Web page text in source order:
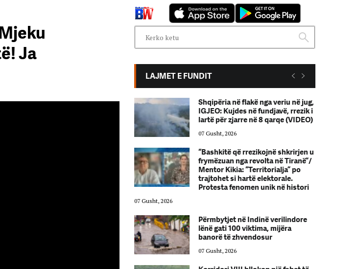
Ja
LAJMET E FUNDIT
Shqipëria në flakë nga veriu në jug,
Shqipëria në flakë nga veriu në jug,
IGJEO: Kujdes në fundjavë, rrezik i
lartë për zjarre në 8 qarqe (VIDEO)
07 Gusht, 2026
“Bashkitë që rrezikojnë shkrirjen u
frymëzuan nga revolta në Tiranë”/
Mentor Kikia: “Territorialja” po
trajtohet si hartë elektorale.
Protesta fenomen unik në histori
07 Gusht, 2026
Përmbytjet në Indinë verilindore
lënë gati 100 viktima, mijëra
banorë të zhvendosur
07 Gusht, 2026